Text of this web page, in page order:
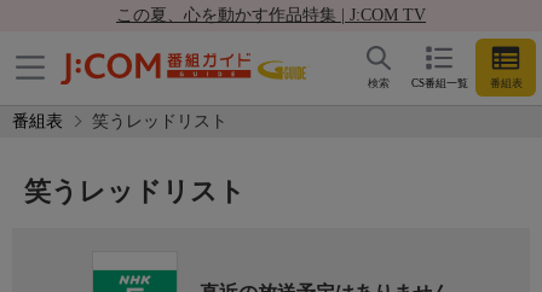
この夏、心を動かす作品特集 | J:COM TV
CS番組一覧 番組表
検索
番組表 笑うレッドリスト
笑うレッドリスト